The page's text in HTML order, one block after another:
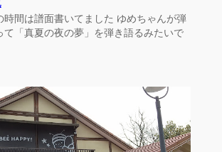
時間は譜面書いてました ゆめちゃんが弾
て「真夏の夜の夢」を弾き語るみたいで